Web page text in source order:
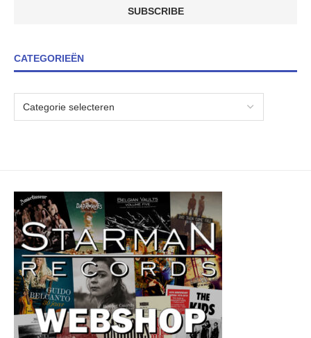
CATEGORIEËN